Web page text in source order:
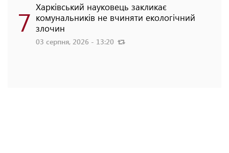
7 Харківський науковець закликає
комунальників не вчиняти екологічний
злочин
03 серпня, 2026 - 13:20